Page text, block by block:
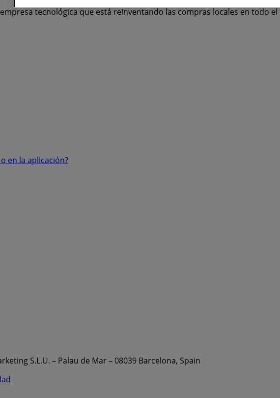
tecnológica que está reinventando las compras locales en todo
en la aplicación?
S.L.U. – Palau de Mar – 08039 Barcelona, Spain